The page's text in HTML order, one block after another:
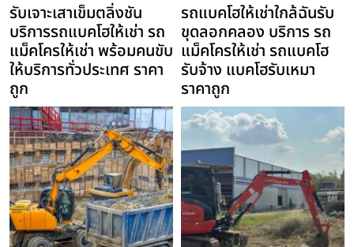
รับเจาะเสาเข็มตลิ่งชัน
บริการรถแบคโฮให้เช่า รถ
แม็คโครให้เช่า พร้อมคนขับ
ให้บริการทั่วประเทศ ราคา
ถูก
รถแบคโฮให้เช่าใกล้ฉันรับ
ขุดลอกคลอง บริการ รถ
แม็คโครให้เช่า รถแบคโฮ
รับจ้าง แบคโฮรับเหมา
ราคาถูก